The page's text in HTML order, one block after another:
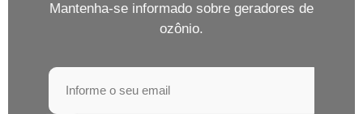
Mantenha-se informado sobre geradores de
ozônio.